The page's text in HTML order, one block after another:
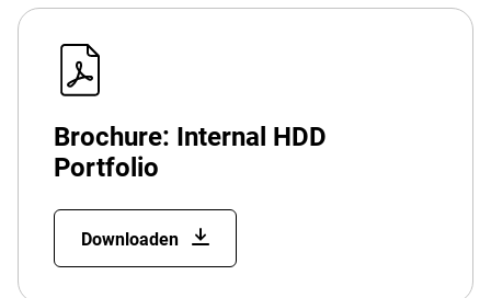
Brochure: Internal HDD
Portfolio
Downloaden